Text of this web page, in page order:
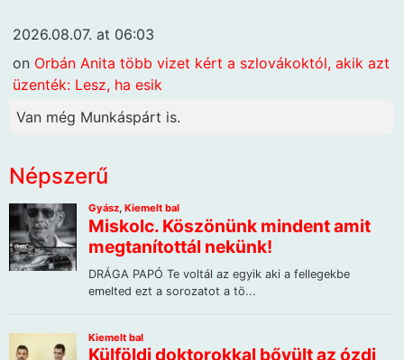
2026.08.07. at 06:03
on Orbán Anita több vizet kért a szlovákoktól, akik azt
üzenték: Lesz, ha esik
Van még Munkáspárt is.
Népszerű